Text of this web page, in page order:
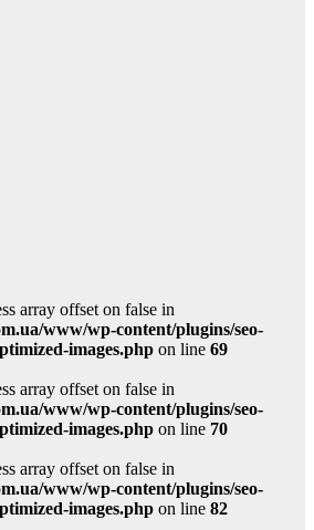
array offset on false in
www/wp-content/plugins/seo-
images.php on line 69
array offset on false in
www/wp-content/plugins/seo-
images.php on line 70
array offset on false in
www/wp-content/plugins/seo-
images.php on line 82